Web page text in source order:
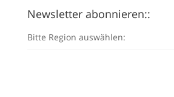
Newsletter abonnieren::
Bitte Region auswählen: